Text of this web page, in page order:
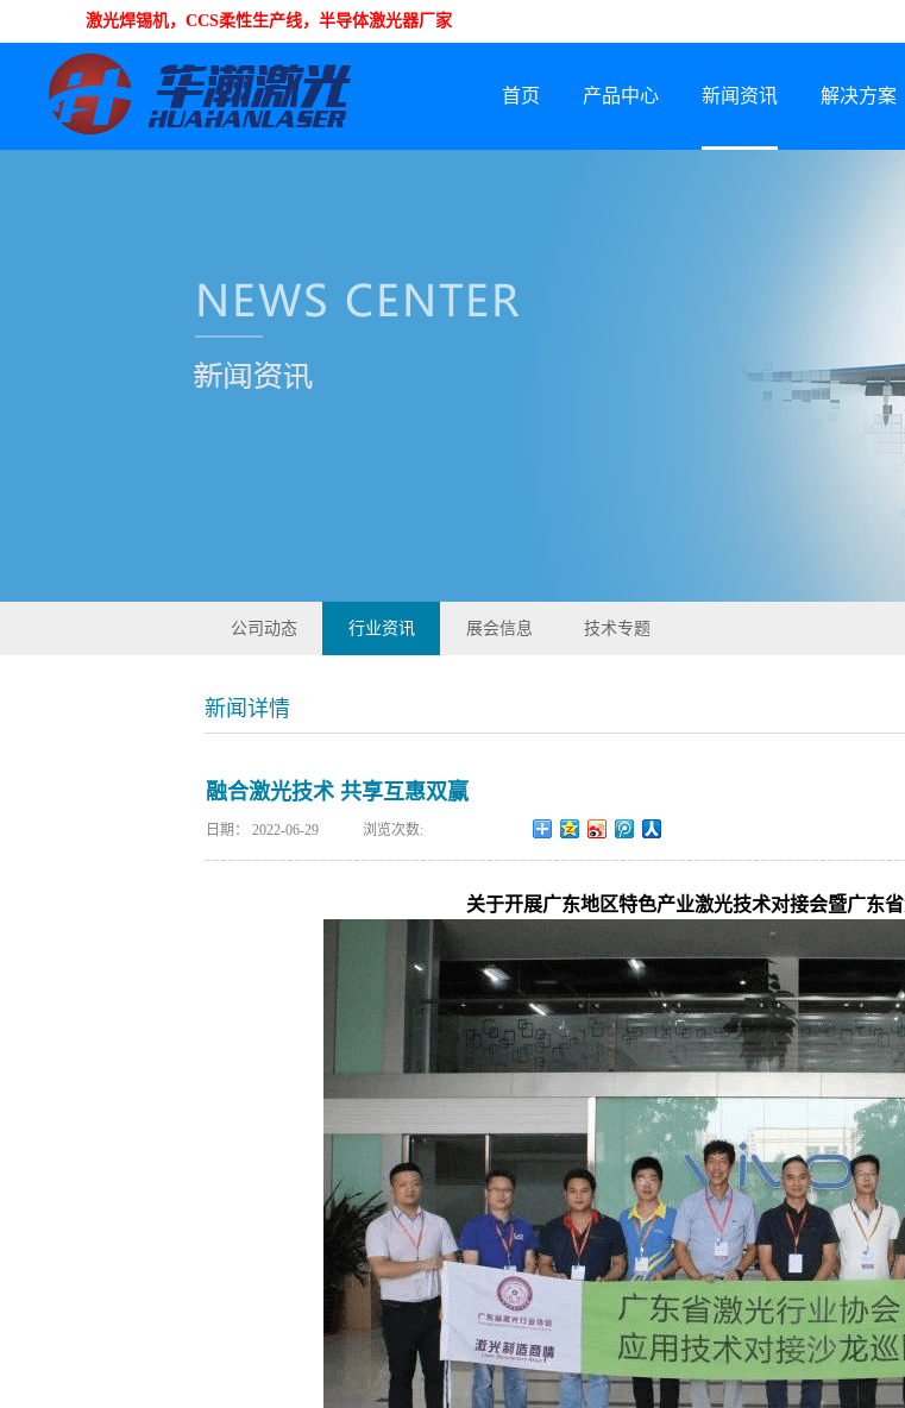
激光焊锡机，CCS柔性生产线，半导体激光器厂家
首页 产品中心 新闻资讯 解决方案
公司动态 行业资讯 展会信息 技术专题
新闻详情
融合激光技术 共享互惠双赢
日期： 2022-06-29 浏览次数:
关于开展广东地区特色产业激光技术对接会暨广东